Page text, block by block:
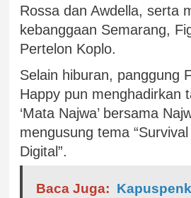
Rossa dan Awdella, serta
kebanggaan Semarang,
Pertelon Koplo.
Selain hiburan, panggung
Happy pun menghadirkan
‘Mata Najwa’ bersama
mengusung tema
Digital”.
Baca Juga: